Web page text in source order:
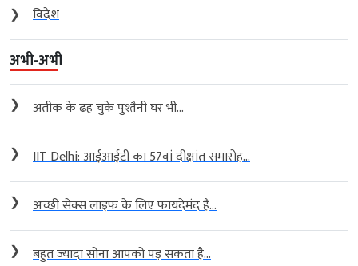
❯
विदेश
अभी-अभी
❯ अतीक के ढह चुके पुश्तैनी घर भी...
❯ IIT Delhi: आईआईटी का 57वां दीक्षांत समारोह...
❯ अच्छी सेक्स लाइफ के लिए फायदेमंद है...
❯ बहुत ज्यादा सोना आपको पड़ सकता है...